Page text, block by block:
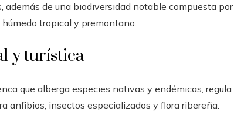
de una biodiversidad notable compuesta por
tropical y premontano.
y turística
que alberga especies nativas y endémicas, regula
anfibios, insectos especializados y flora ribereña.